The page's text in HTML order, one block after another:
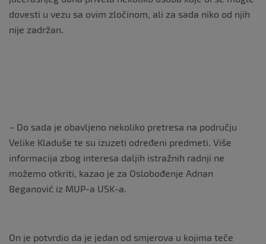
dovesti u vezu sa ovim zločinom, ali za sada niko od njih
nije zadržan.
– Do sada je obavljeno nekoliko pretresa na području
Velike Kladuše te su izuzeti određeni predmeti. Više
informacija zbog interesa daljih istražnih radnji ne
možemo otkriti, kazao je za Oslobođenje Adnan
Beganović iz MUP-a USK-a.
On je potvrdio da je jedan od smjerova u kojima teče